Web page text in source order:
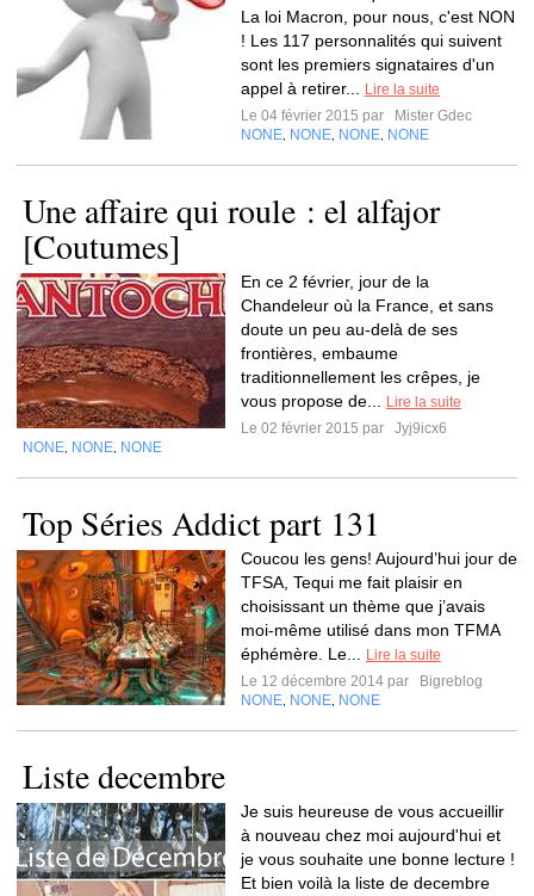
La loi Macron, pour nous, c'est NON
! Les 117 personnalités qui suivent
sont les premiers signataires d'un
appel à retirer...
Lire la suite
Le 04 février 2015 par
Mister Gdec
NONE NONE NONE NONE
Une affaire qui roule : el alfajor
[Coutumes]
En ce 2 février, jour de la
Chandeleur où la France, et sans
doute un peu au-delà de ses
frontières, embaume
traditionnellement les crêpes, je
vous propose de...
Lire la suite
Le 02 février 2015 par
Jyj9icx6
NONE NONE NONE
Top Séries Addict part 131
Coucou les gens! Aujourd’hui jour de
TFSA, Tequi me fait plaisir en
choisissant un thème que j’avais
moi-même utilisé dans mon TFMA
éphémère. Le...
Lire la suite
Le 12 décembre 2014 par
Bigreblog
NONE NONE NONE
Liste decembre
Je suis heureuse de vous accueillir
à nouveau chez moi aujourd'hui et
je vous souhaite une bonne lecture !
Et bien voilà la liste de decembre